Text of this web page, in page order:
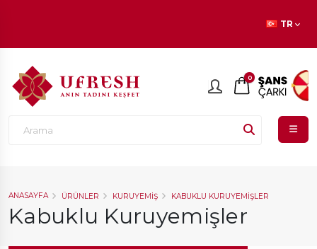
TR
0
ANASAYFA ÜRÜNLER KURUYEMIŞ KABUKLU KURUYEMIŞLER
Kabuklu Kuruyemişler